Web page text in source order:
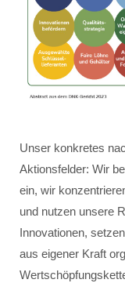
Unser konkretes
Aktionsfelder: Wir
ein, wir
und nutzen unsere
Innovationen,
aus eigener Kraft